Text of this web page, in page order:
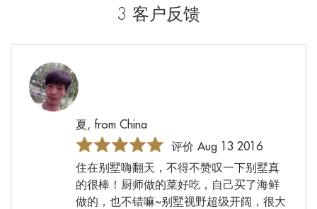
3 客户反馈
夏, from China
评价 Aug 13 2016
住在别墅嗨翻天，不得不赞叹一下别墅真
的很棒！厨师做的菜好吃，自己买了海鲜
做的，也不错嘛~别墅视野超级开阔，很大